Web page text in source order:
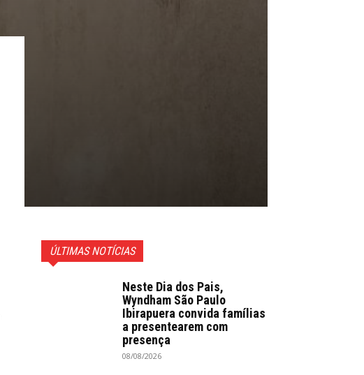
ÚLTIMAS NOTÍCIAS
Neste Dia dos Pais,
Wyndham São Paulo
Ibirapuera convida famílias
a presentearem com
presença
08/08/2026